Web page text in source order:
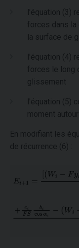
l'équation (3)
forces dans la
la surface de
l'équation (4)
forces le long
glissement
l'équation (5)
moment
En modifiant les
de récurrence (6) :